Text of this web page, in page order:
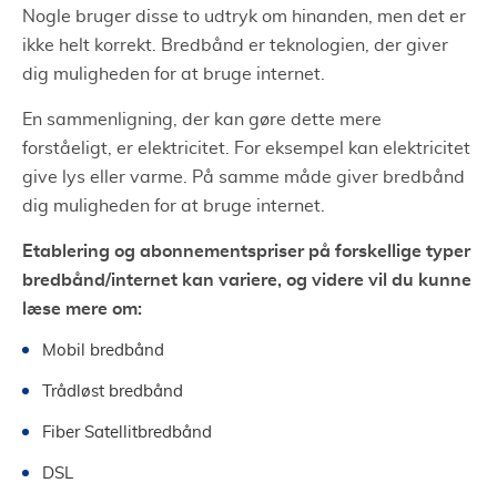
Nogle bruger disse to udtryk om hinanden, men det er
ikke helt korrekt. Bredbånd er teknologien, der giver
dig muligheden for at bruge internet.
En sammenligning, der kan gøre dette mere
forståeligt, er elektricitet. For eksempel kan elektricitet
give lys eller varme. På samme måde giver bredbånd
dig muligheden for at bruge internet.
Etablering og abonnementspriser på forskellige typer
bredbånd/internet kan variere, og videre vil du kunne
læse mere om:
Mobil bredbånd
Trådløst bredbånd
Fiber Satellitbredbånd
DSL